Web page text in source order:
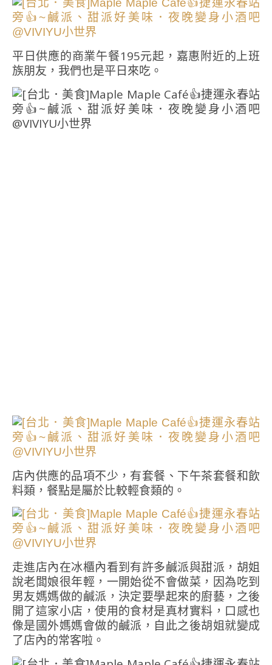
平日供應的商業午餐195元起，嘉惠附近的上班
族朋友，我們也是平日來吃。
店內供應的品項不少，有套餐、下午茶套餐和飲
料類，餐點是屬於比較輕食類的。
走進店內在冰櫃內看到有許多鹹派與甜派，胡姐
說老闆娘很年輕，一開始從不會做菜，因為吃到
男友媽媽做的鹹派，決定要學起來的廚藝，之後
開了這家小店，使用的食材是真材實料，口感也
像是國外媽媽會做的鹹派，自此之後胡姐就變成
了店內的常客啦。